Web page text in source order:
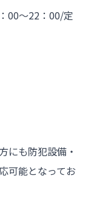
00～22：00/定
にも防犯設備・
可能となってお